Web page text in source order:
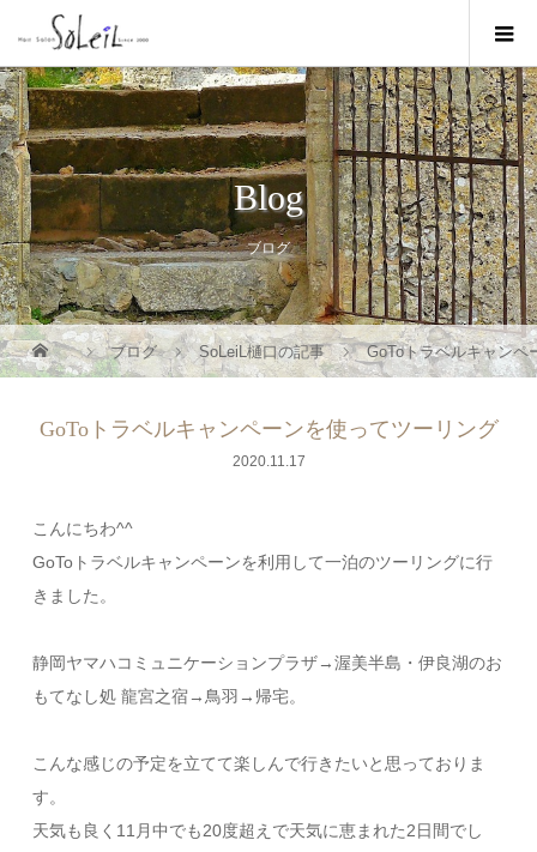
Blog
ブログ
ブログ SoLeiL樋口の記事 GoToトラベルキャンペ
GoToトラベルキャンペーンを使ってツーリング
2020.11.17
こんにちわ^^
GoToトラベルキャンペーンを利用して一泊のツーリングに行
きました。
静岡ヤマハコミュニケーションプラザ→渥美半島・伊良湖のお
もてなし処 龍宮之宿→鳥羽→帰宅。
こんな感じの予定を立てて楽しんで行きたいと思っておりま
す。
天気も良く11月中でも20度超えで天気に恵まれた2日間でし